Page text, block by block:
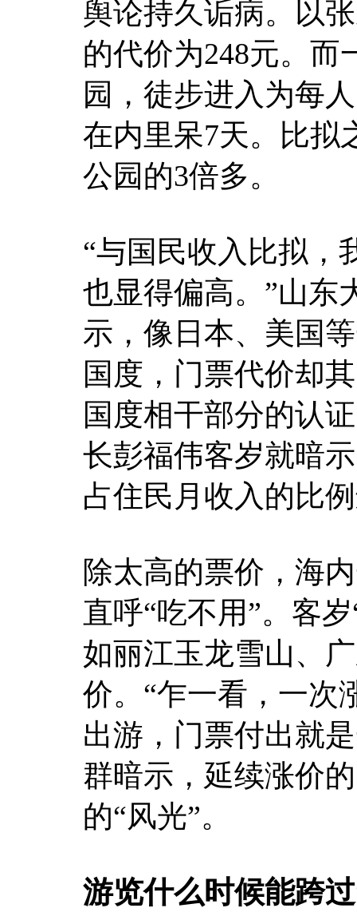
舆论持久诟病。以
的代价为248元。而
园，徒步进入为每
在内里呆7天。比拟
公园的3倍多。
“与国民收入比拟，
也显得偏高。”山东
示，像日本、美国
国度，门票代价却
国度相干部分的认
长彭福伟客岁就暗
占住民月收入的比
除太高的票价，海
直呼“吃不用”。客
如丽江玉龙雪山、
价。“乍一看，一次
出游，门票付出就
群暗示，延续涨价
的“风光”。
游览什么时候能跨